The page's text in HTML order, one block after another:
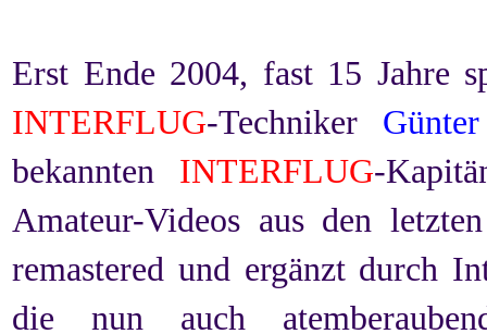
Erst Ende 2004, fast 15 Jahre
INTERFLUG-Techniker
bekannten INTERFLUG-
Amateur-Videos aus den
remastered und ergänzt durch
die nun auch